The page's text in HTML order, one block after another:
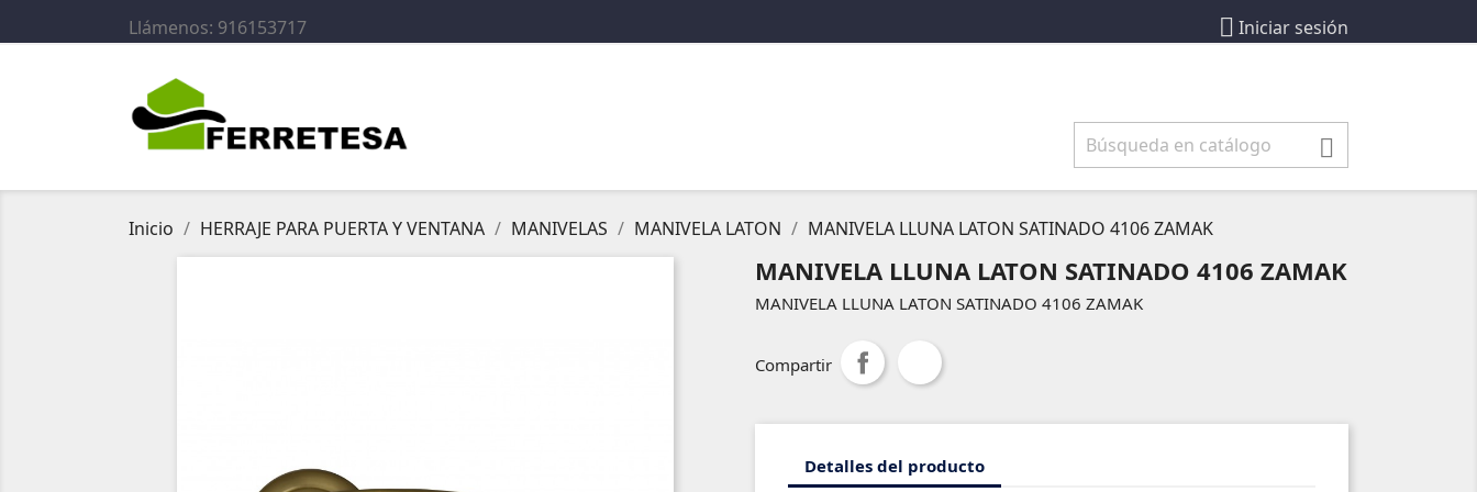
Llámenos: 916153717  Iniciar sesión

Inicio HERRAJE PARA PUERTA Y VENTANA MANIVELAS MANIVELA LATON MANIVELA LLUNA LATON SATINADO 4106 ZAMAK
MANIVELA LLUNA LATON SATINADO 4106 ZAMAK
MANIVELA LLUNA LATON SATINADO 4106 ZAMAK
Compartir
Detalles del producto